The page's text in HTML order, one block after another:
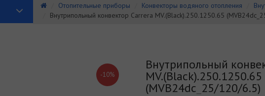
Отопительные приборы Конвекторы водяного отопления
Внутрипольный конвектор Carrera MV.(Black).250.1250.65
-10%
Внутрипольный
MV.(Black).250.1250.65
(MVB24dc_25/120/6.5)